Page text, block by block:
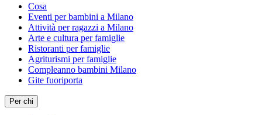
Cosa
Eventi per bambini a Milano
Attività per ragazzi a Milano
Arte e cultura per famiglie
Ristoranti per famiglie
Agriturismi per famiglie
Compleanno bambini Milano
Gite fuoriporta
Per chi